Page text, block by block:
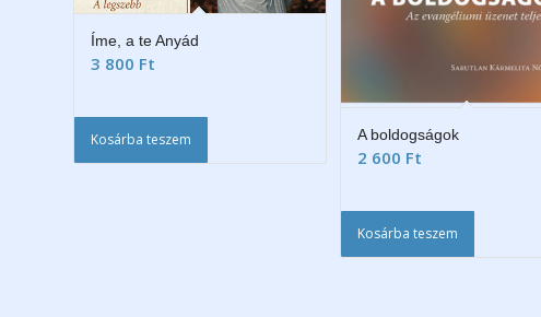
Íme, a te Anyád
3 800 Ft
Kosárba teszem A boldogságok
2 600 Ft
Kosárba teszem